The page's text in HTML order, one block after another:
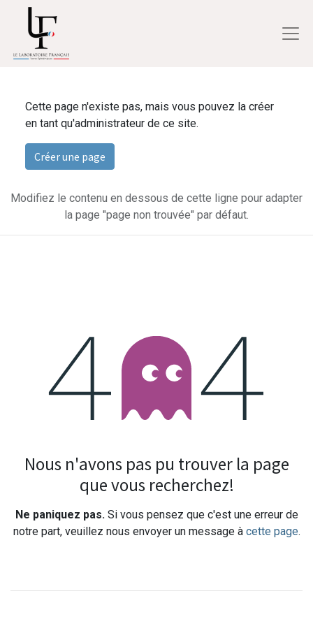
Cette page n'existe pas, mais vous pouvez la créer
en tant qu'administrateur de ce site.
Créer une page
Modifiez le contenu en dessous de cette ligne pour adapter
la page "page non trouvée" par défaut.
Erreur 404
Nous n'avons pas pu trouver la page
que vous recherchez!
Ne paniquez pas.Si vous pensez que c'est une erreur de
notre part, veuillez nous envoyer un message à cette page.